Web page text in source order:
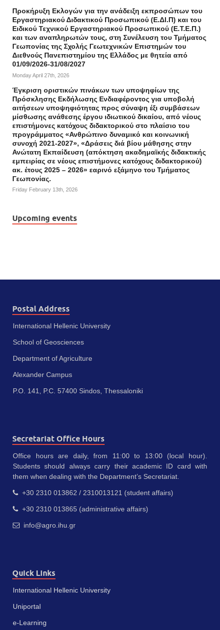
Προκήρυξη Εκλογών για την ανάδειξη εκπροσώπων του
Εργαστηριακού Διδακτικού Προσωπικού (Ε.ΔΙ.Π) και του
Ειδικού Τεχνικού Εργαστηριακού Προσωπικού (Ε.Τ.Ε.Π.)
και των αναπληρωτών τους, στη Συνέλευση του Τμήματος
Γεωπονίας της Σχολής Γεωτεχνικών Επιστημών του
Διεθνούς Πανεπιστημίου της Ελλάδος με θητεία από
01/09/2026-31/08/2027
Monday April 27th, 2026
Έγκριση οριστικών πινάκων των υποψηφίων της
Πρόσκλησης Εκδήλωσης Ενδιαφέροντος για υποβολή
αιτήσεων υποψηφιότητας προς σύναψη έξι συμβάσεων
μίσθωσης ανάθεσης έργου ιδιωτικού δικαίου, από νέους
επιστήμονες κατόχους διδακτορικού στο πλαίσιο του
προγράμματος «Ανθρώπινο δυναμικό και κοινωνική
συνοχή 2021-2027», «Δράσεις διά βίου μάθησης στην
Ανώτατη Εκπαίδευση (απόκτηση ακαδημαϊκής διδακτικής
εμπειρίας σε νέους επιστήμονες κατόχους διδακτορικού)
ακ. έτους 2025 – 2026» εαρινό εξάμηνο του Τμήματος
Γεωπονίας.
Friday February 13th, 2026
Upcoming events
Postal Address
International Hellenic University
School of Geosciences
Department of Agriculture
Alexander Campus
P.O. 141, P.C. 57400 Sindos, Thessaloniki
Secretariat Office Hours
Office hours are daily, from 11:00 to 13:00 (local hour).
Students should always carry their academic ID card with
them when dealing with the Department’s Secretariat.
+30 2310 013862 / 2310013121 (student affairs)
+30 2310 013865 (administrative affairs)
info@agro.ihu.gr
Quick Links
International Hellenic University
Uniportal
e-Learning